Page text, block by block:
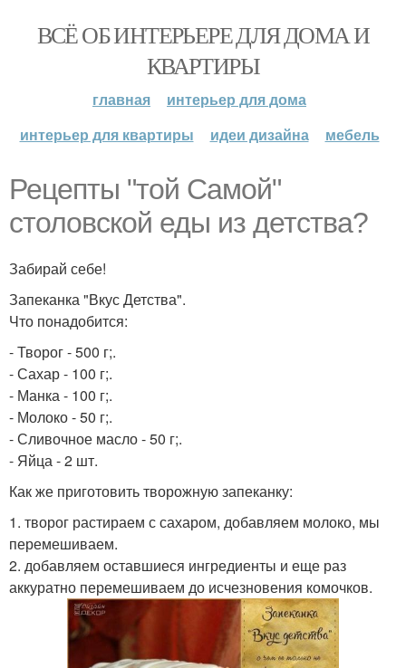
ВСЁ ОБ ИНТЕРЬЕРЕ ДЛЯ ДОМА И
КВАРТИРЫ
главная
интерьер для дома
интерьер для квартиры
идеи дизайна мебель
Рецепты "той Самой"
столовской еды из детства?
Забирай себе!
Запеканка "Вкус Детства".
Что понадобится:
- Творог - 500 г;.
- Сахар - 100 г;.
- Манка - 100 г;.
- Молоко - 50 г;.
- Сливочное масло - 50 г;.
- Яйца - 2 шт.
Как же приготовить творожную запеканку:
1. творог растираем с сахаром, добавляем молоко, мы
перемешиваем.
2. добавляем оставшиеся ингредиенты и еще раз
аккуратно перемешиваем до исчезновения комочков.